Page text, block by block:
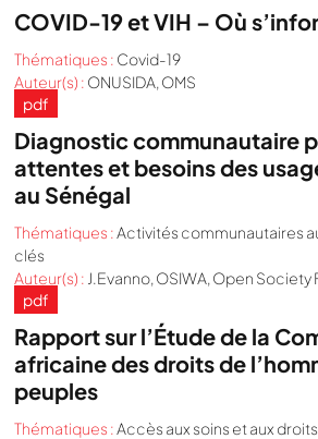
COVID-19 et VIH – Où
Thématiques : Covid-19
Auteur(s) : ONUSIDA, OMS
pdf
Diagnostic communautaire
attentes et besoins des
au Sénégal
Thématiques :Activités communautaires
clés
Auteur(s) : J.Evanno, OSIWA, Open
pdf
Rapport sur l’Étude de la
africaine des droits de
peuples
Thématiques :Accès aux soins et aux droits